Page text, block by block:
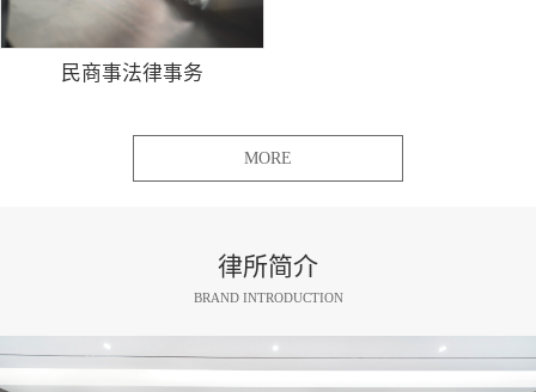
民商事法律事务
MORE
律所简介
BRAND INTRODUCTION